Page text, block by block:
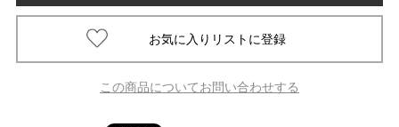
この商品についてお問い合わせする